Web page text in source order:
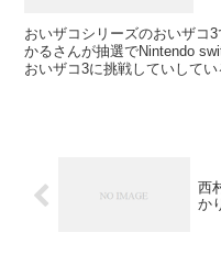
おいザコシリーズのおいザコ
かるさんが抽選でNintendo
おいザコ3に挑戦していして
西
か